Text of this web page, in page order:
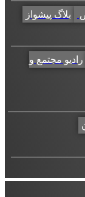
پیشواز
مجتمع و